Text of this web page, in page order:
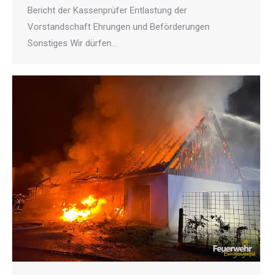
Bericht der Kassenprüfer Entlastung der
Vorstandschaft Ehrungen und Beförderungen
Sonstiges Wir dürfen…